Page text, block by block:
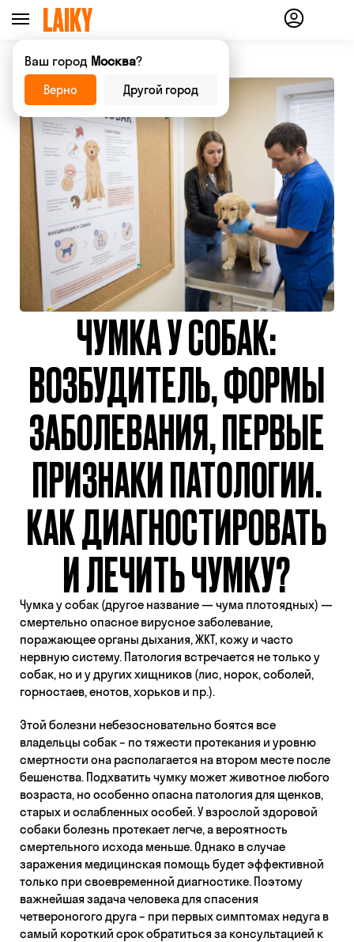
ЧУМКА У СОБАК:
ВОЗБУДИТЕЛЬ, ФОРМЫ
ЗАБОЛЕВАНИЯ, ПЕРВЫЕ
ПРИЗНАКИ ПАТОЛОГИИ.
КАК ДИАГНОСТИРОВАТЬ
И ЛЕЧИТЬ ЧУМКУ?
Чумка у собак (другое название — чума плотоядных) —
смертельно опасное вирусное заболевание,
поражающее органы дыхания, ЖКТ, кожу и часто
нервную систему. Патология встречается не только у
собак, но и у других хищников (лис, норок, соболей,
горностаев, енотов, хорьков и пр.).
Этой болезни небезосновательно боятся все
владельцы собак – по тяжести протекания и уровню
смертности она располагается на втором месте после
бешенства. Подхватить чумку может животное любого
возраста, но особенно опасна патология для щенков,
старых и ослабленных особей. У взрослой здоровой
собаки болезнь протекает легче, а вероятность
смертельного исхода меньше. Однако в случае
заражения медицинская помощь будет эффективной
только при своевременной диагностике. Поэтому
важнейшая задача человека для спасения
четвероногого друга – при первых симптомах недуга в
самый короткий срок обратиться за консультацией к
Ваш город Москва?
Верно Другой город